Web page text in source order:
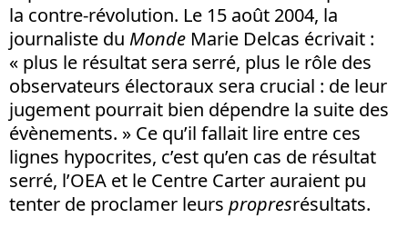
la contre-révolution. Le 15 août 2004, la
journaliste du Monde Marie Delcas écrivait :
« plus le résultat sera serré, plus le rôle des
observateurs électoraux sera crucial : de leur
jugement pourrait bien dépendre la suite des
évènements. » Ce qu’il fallait lire entre ces
lignes hypocrites, c’est qu’en cas de résultat
serré, l’OEA et le Centre Carter auraient pu
tenter de proclamer leurs propresrésultats.